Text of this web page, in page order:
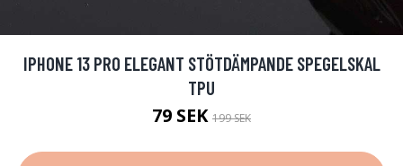
IPHONE 13 PRO ELEGANT STÖTDÄMPANDE SPEGELSKAL
TPU
79 SEK 199 SEK